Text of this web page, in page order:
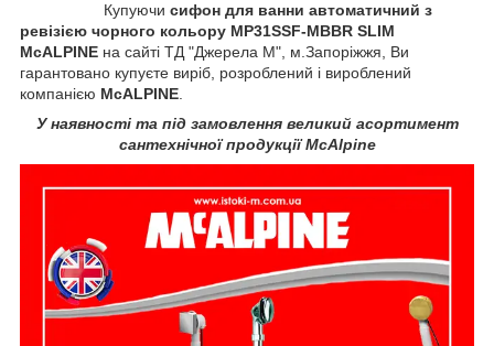
Купуючи сифон для ванни автоматичний з
ревізією чорного кольору MP31SSF-MBBR SLIM
McALPINE на сайті ТД "Джерела М", м.Запоріжжя, Ви
гарантовано купуєте виріб, розроблений і вироблений
компанією McALPINE.
У наявності та під замовлення великий асортимент
сантехнічної продукції McAlpine